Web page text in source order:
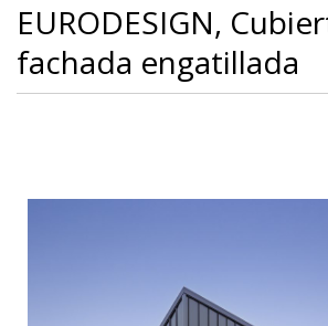
EURODESIGN,
fachada engatillada